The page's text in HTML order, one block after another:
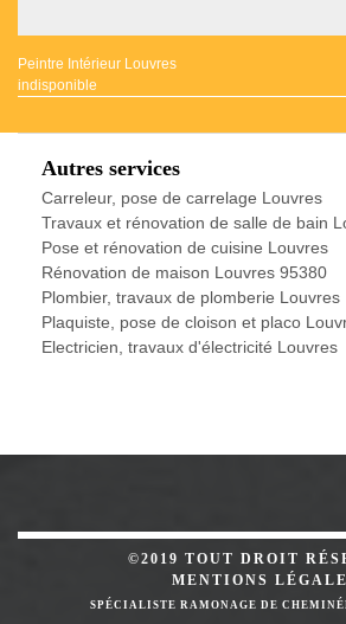
Peintre Intérieur Louvres
indisponible
Autres services
Carreleur, pose de carrelage Louvres
Travaux et rénovation de salle de bain
Pose et rénovation de cuisine Louvres
Rénovation de maison Louvres 95380
Plombier, travaux de plomberie Louvres
Plaquiste, pose de cloison et placo
Electricien, travaux d'électricité Louvres
©2019 TOUT DROIT
MENTIONS
SPÉCIALISTE RAMONAGE DE